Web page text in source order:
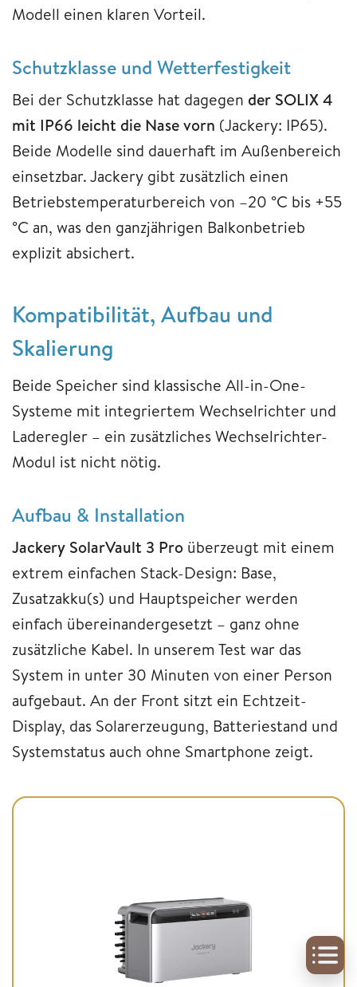
Modell einen klaren Vorteil.
Schutzklasse und Wetterfestigkeit
Bei der Schutzklasse hat dagegen der SOLIX 4
mit IP66 leicht die Nase vorn (Jackery: IP65).
Beide Modelle sind dauerhaft im Außenbereich
einsetzbar. Jackery gibt zusätzlich einen
Betriebstemperaturbereich von –20 °C bis +55
°C an, was den ganzjährigen Balkonbetrieb
explizit absichert.
Kompatibilität, Aufbau und
Skalierung
Beide Speicher sind klassische All-in-One-
Systeme mit integriertem Wechselrichter und
Laderegler – ein zusätzliches Wechselrichter-
Modul ist nicht nötig.
Aufbau & Installation
Jackery SolarVault 3 Pro überzeugt mit einem
extrem einfachen Stack-Design: Base,
Zusatzakku(s) und Hauptspeicher werden
einfach übereinandergesetzt – ganz ohne
zusätzliche Kabel. In unserem Test war das
System in unter 30 Minuten von einer Person
aufgebaut. An der Front sitzt ein Echtzeit-
Display, das Solarerzeugung, Batteriestand und
Systemstatus auch ohne Smartphone zeigt.